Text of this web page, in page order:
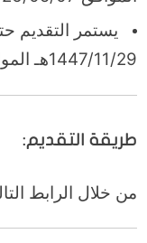
يستمر التقديم
1447/11/29هـ الموافق 2026/05/14م.
طريقة التقديم:
من خلال الرابط